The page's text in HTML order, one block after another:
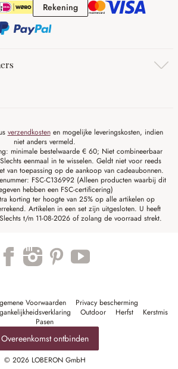
RekeningRekening
verzendkostenen mogelijke leveringskosten, indien
niet anders vermeld.
minimale bestelwaarde € 60; Niet combineerbaar
eenmaal in te wisselen. Geldt niet voor reeds
van toepassing op de aankoop van cadeaubonnen.
FSC-C136992 (Alleen producten waarbij dit
hebben een FSC-certificering)
korting ter hoogte van 25% op alle artikelen op
Artikelen in een set zijn uitgesloten. U heeft
t/m 11-08-2026 of zolang de voorraad strekt.
Voorwaarden
Privacy bescherming
Outdoor Herfst
Kerstmis
Pasen
Overeenkomst ontbinden
© 2026 LOBERON GmbH